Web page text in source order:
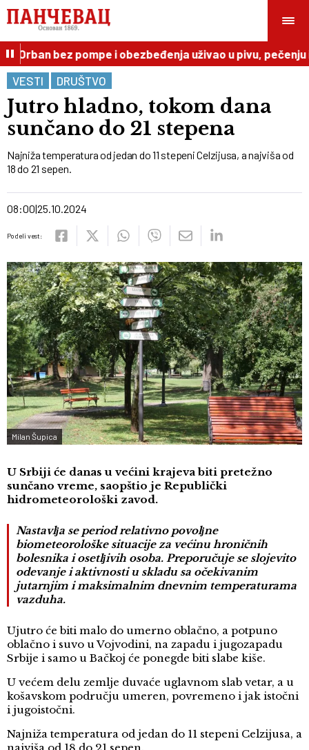
Orban bez pompe i obezbeđenja uživao u pivu, pečenju i
VESTI
DRUŠTVO
Jutro hladno, tokom dana
sunčano do 21 stepena
Najniža temperatura od jedan do 11 stepeni Celzijusa, a najviša od
18 do 21 sepen.
08:00 25.10.2024
Podeli vest:
Milan Šupica
U Srbiji će danas u većini krajeva biti pretežno
sunčano vreme, saopštio je Republički
hidrometeorološki zavod.
Nastavlјa se period relativno povolјne
biometeorološke situacije za većinu hroničnih
bolesnika i osetlјivih osoba. Preporučuje se slojevito
odevanje i aktivnosti u skladu sa očekivanim
jutarnjim i maksimalnim dnevnim temperaturama
vazduha.
Ujutro će biti malo do umerno oblačno, a potpuno
oblačno i suvo u Vojvodini, na zapadu i jugozapadu
Srbije i samo u Bačkoj će ponegde biti slabe kiše.
U većem delu zemlje duvaće uglavnom slab vetar, a u
košavskom području umeren, povremeno i jak istočni
i jugoistočni.
Najniža temperatura od jedan do 11 stepeni Celzijusa, a